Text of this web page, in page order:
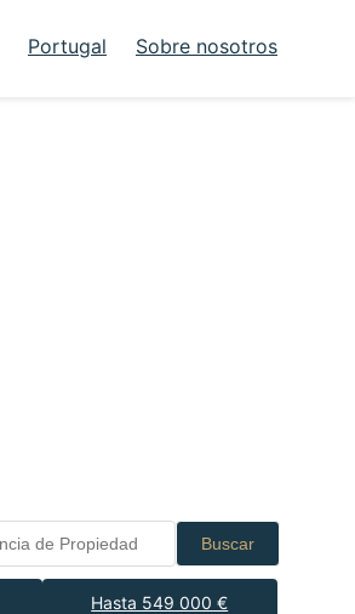
Portugal Sobre nosotros
Buscar
Hasta 549 000 €